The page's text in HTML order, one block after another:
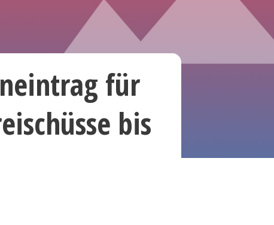
für
bis